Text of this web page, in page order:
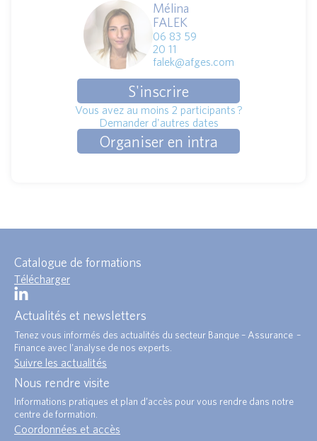
Mélina
FALEK
06 83 59
20 11
falek@afges.com
S'inscrire
Vous avez au moins 2 participants ?
Demander d'autres dates
Organiser en intra
Catalogue de formations
Télécharger
Actualités et newsletters
Tenez vous informés des actualités du secteur Banque – Assurance –
Finance avec l’analyse de nos experts.
Suivre les actualités
Nous rendre visite
Informations pratiques et plan d’accès pour vous rendre dans notre
centre de formation.
Coordonnées et accès